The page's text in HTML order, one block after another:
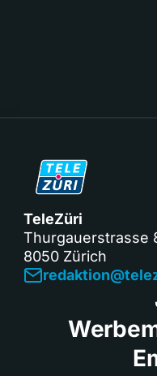
TeleZüri
Thurgauerstrasse
8050 Zürich